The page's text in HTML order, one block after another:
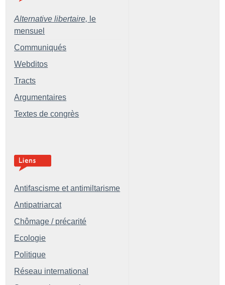
Alternative libertaire, le
mensuel
Communiqués
Webditos
Tracts
Argumentaires
Textes de congrès
Antifascisme et antimiltarisme
Antipatriarcat
Chômage / précarité
Ecologie
Politique
Réseau international